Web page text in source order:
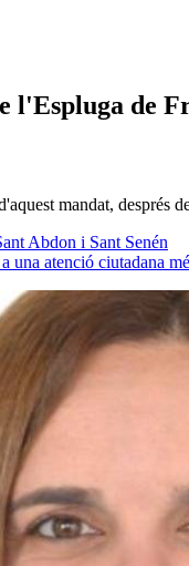
l'Espluga de
mandat,
Abdon i Sant Senén
una atenció ciutadana